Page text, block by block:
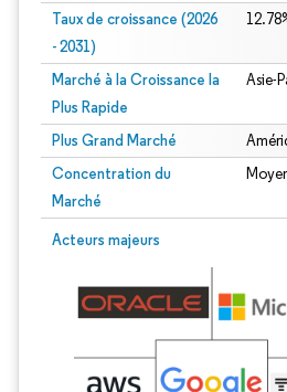
Taux de croissance (2026
- 2031)
Marché à la Croissance la
Plus Rapide
Asie-
Plus Grand Marché
Concentration du
Marché
Acteurs majeurs
Image © Mordor Intelligence. La